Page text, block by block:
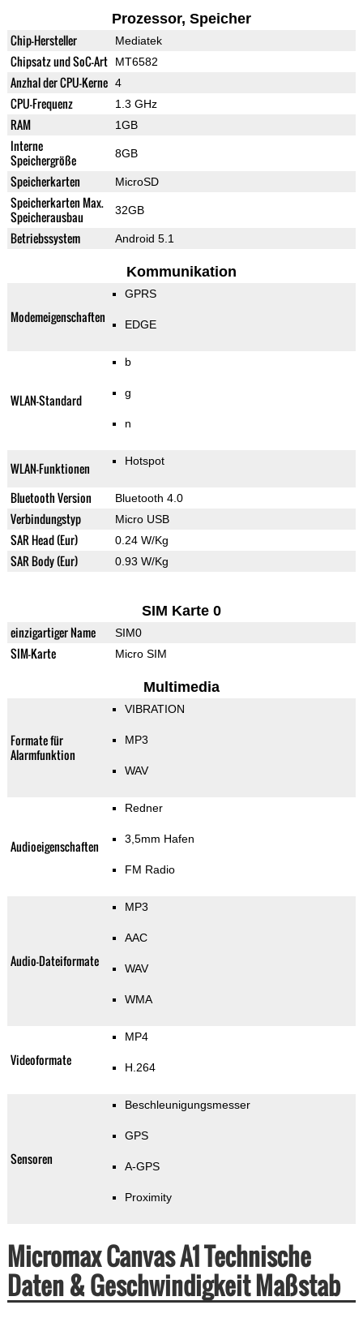
Prozessor, Speicher
Chip-Hersteller Mediatek
Chipsatz und SoC-Art MT6582
Anzhal der CPU-Kerne 4
CPU-Frequenz 1.3 GHz
RAM 1GB
Interne
Speichergröße
8GB
Speicherkarten MicroSD
Speicherkarten Max.
Speicherausbau
32GB
Betriebssystem Android 5.1
Kommunikation
Modemeigenschaften
GPRS
EDGE
WLAN-Standard
b
g
n
WLAN-Funktionen Hotspot
Bluetooth Version Bluetooth 4.0
Verbindungstyp Micro USB
SAR Head (Eur) 0.24 W/Kg
SAR Body (Eur) 0.93 W/Kg
SIM Karte 0
einzigartiger Name SIM0
SIM-Karte Micro SIM
Multimedia
Formate für
Alarmfunktion
VIBRATION
MP3
WAV
Audioeigenschaften
Redner
3,5mm Hafen
FM Radio
Audio-Dateiformate
MP3
AAC
WAV
WMA
Videoformate
MP4
H.264
Sensoren
Beschleunigungsmesser
GPS
A-GPS
Proximity
Micromax Canvas A1 Technische
Daten & Geschwindigkeit Maßstab